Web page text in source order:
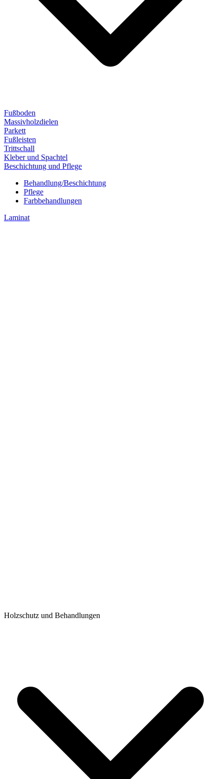
Fußboden
Massivholzdielen
Parkett
Fußleisten
Trittschall
Kleber und Spachtel
Beschichtung und Pflege
Behandlung/Beschichtung
Pflege
Farbbehandlungen
Laminat
Holzschutz und Behandlungen